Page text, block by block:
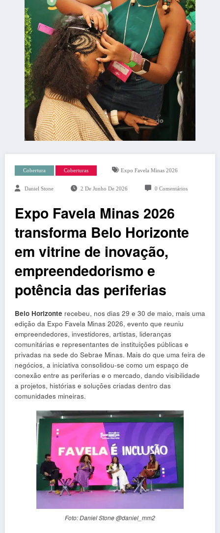
Cobertura Coberturas Expo Favela Minas 2026
Daniel Stone 2 De Junho De 2026 0 Comentários
Expo Favela Minas 2026
transforma Belo Horizonte
em vitrine de inovação,
empreendedorismo e
potência das periferias
Belo Horizonte recebeu, nos dias 29 e 30 de maio, mais uma
edição da Expo Favela Minas 2026, evento que reuniu
empreendedores, investidores, artistas, lideranças
comunitárias e representantes de instituições públicas e
privadas na sede do Sebrae Minas. Mais do que uma feira de
negócios, a iniciativa consolidou-se como um espaço de
conexão entre as periferias e o mercado, dando visibilidade
a projetos, histórias e soluções criadas dentro das
comunidades mineiras.
Foto: Daniel Stone @daniel_mm2